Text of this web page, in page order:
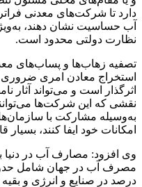
دارد تا شرکت‌های معدنی
آب حساسیت نشان دهند،
نظارت دولتی محدود است.
تصفیه زهاب‌ها و پساب‌های
استخراج معادن امری
اثرگذار است و می‌تواند
نقشی که این شرکت‌ها
به‌وسیله مشارکت با
امکانات خود ایفا کنند،
وی افزود: مصارف آب در
درصد در صنایع و انرژی و